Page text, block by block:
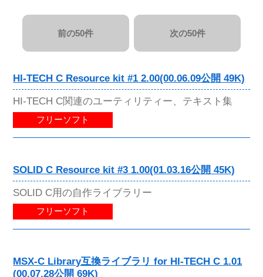
前の50件 次の50件
HI-TECH C Resource kit #1 2.00(00.06.09公開 49K)
HI-TECH C関連のユーティリティー、テキスト集
フリーソフト
SOLID C Resource kit #3 1.00(01.03.16公開 45K)
SOLID C用の自作ライブラリー
フリーソフト
MSX-C Library互換ライブラリ for HI-TECH C 1.01
(00.07.28公開 69K)